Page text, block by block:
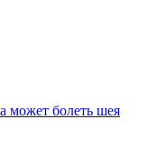
может болеть шея